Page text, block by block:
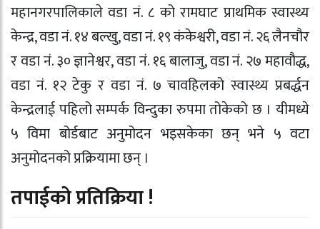
महानगरपालिकाले वडा नं. ८ को रामघाट प्राथमिक स्वास्थ्य
केन्द्र, वडा नं. १४ बल्खु, वडा नं. १९ कंकेश्वरी, वडा नं. २६ लैनचौर
र वडा नं. ३० ज्ञानेश्वर, वडा नं. १६ बालाजु, वडा नं. २७ महावौद्ध,
वडा नं. १२ टेकु र वडा नं. ७ चावहिलको स्वास्थ्य प्रबर्द्धन
केन्द्रलाई पहिलो सम्पर्क विन्दुका रुपमा तोकेको छ । यीमध्ये
५ विमा बोर्डबाट अनुमोदन भइसकेका छन् भने ५ वटा
अनुमोदनको प्रक्रियामा छन् ।
तपाईको प्रतिक्रिया !